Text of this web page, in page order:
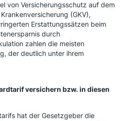
von Versicherungsschutz auf dem
(GKV),
Erstattungssätzen beim
durch
zahlen die meisten
der deutlich unter ihrem
versichern bzw. in diesen
hat der Gesetzgeber die